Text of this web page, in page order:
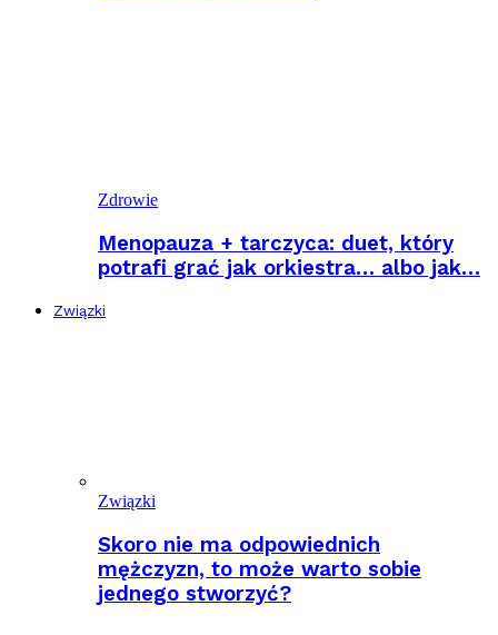
Zdrowie
Menopauza + tarczyca: duet, który
potrafi grać jak orkiestra… albo jak…
Związki
Związki
Skoro nie ma odpowiednich
mężczyzn, to może warto sobie
jednego stworzyć?